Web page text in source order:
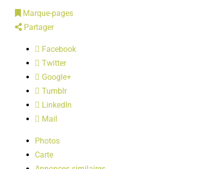
PRATIQUE
LOISIRS
PUBLICATIONS
Marque-pages
Partager
Facebook
Twitter
Google+
Tumblr
LinkedIn
Mail
Photos
Carte